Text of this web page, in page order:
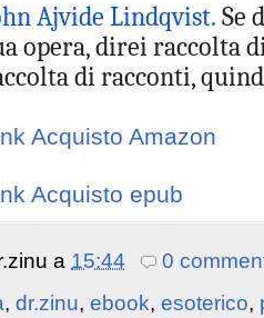
Ajvide Lindqvist.Se
opera, direi raccolta
di racconti,
Acquisto Amazon
Acquisto epub
a 15:44
0
, dr.zinu, ebook, esoterico,